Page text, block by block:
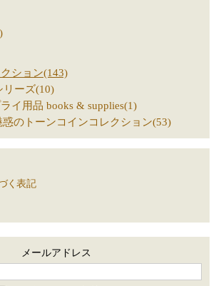
ション(143)
リーズ(10)
イ用品 books & supplies(1)
惑のトーンコインコレクション(53)
く表記
メールアドレス